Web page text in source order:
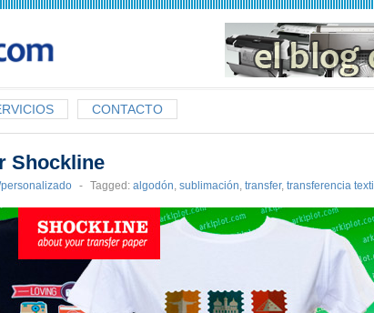
CONTACTO
Shockline
- Tagged: algodón, sublimación, transfer, transferencia textil